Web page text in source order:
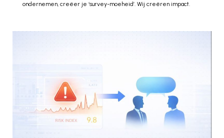
ondernemen, creëer je ‘survey-moeheid’. Wij creëren impact.